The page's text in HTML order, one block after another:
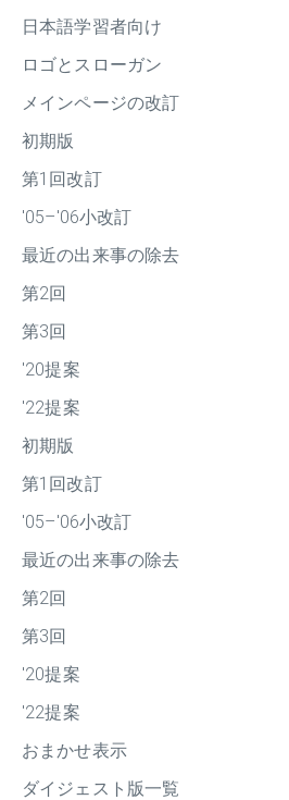
日本語学習者向け
ロゴとスローガン
メインページの改訂
初期版
第1回改訂
'05–'06小改訂
最近の出来事の除去
第2回
第3回
'20提案
'22提案
初期版
第1回改訂
'05–'06小改訂
最近の出来事の除去
第2回
第3回
'20提案
'22提案
おまかせ表示
ダイジェスト版一覧